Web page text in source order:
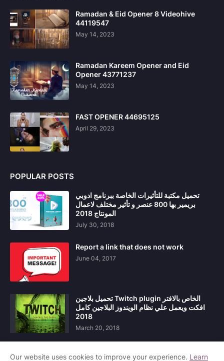
Ramadan & Eid Opener 8 Videohive
44119547
May 14, 2023
Ramadan Kareem Opener and Eid
Opener 43771237
May 14, 2023
FAST OPENER 44695125
April 29, 2023
POPULAR POSTS
تحميل مكتبة للتأثيرات الخاصة ببرنامج ادوبي
بريمير بها 800 عنصر و تأثير مختلف لاعمال
المونتاج 2018
July 30, 2018
Report a link that does not work
June 04, 2017
تحميل بلاجين Twitch plugin الخاص بالافتر
افكت ويعمل علي نظام الويندوز البلاجين كامل
2018
March 20, 2018
Our website uses cookies to improve your experience. Learn